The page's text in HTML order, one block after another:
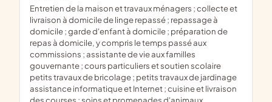
entretien de la maison et travaux ménagers ; collecte et
livraison à domicile de linge repassé ; repassage à
domicile ; garde d'enfant à domicile ; préparation de
repas à domicile, y compris le temps passé aux
commissions ; assistante de vie aux familles
gouvernante ; cours particuliers et soutien scolaire
petits travaux de bricolage ; petits travaux de jardinage
assistance informatique et Internet ; cuisine et livraison